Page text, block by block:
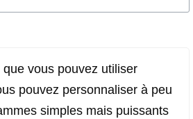
vous pouvez utiliser
pouvez personnaliser à peu
simples mais puissants